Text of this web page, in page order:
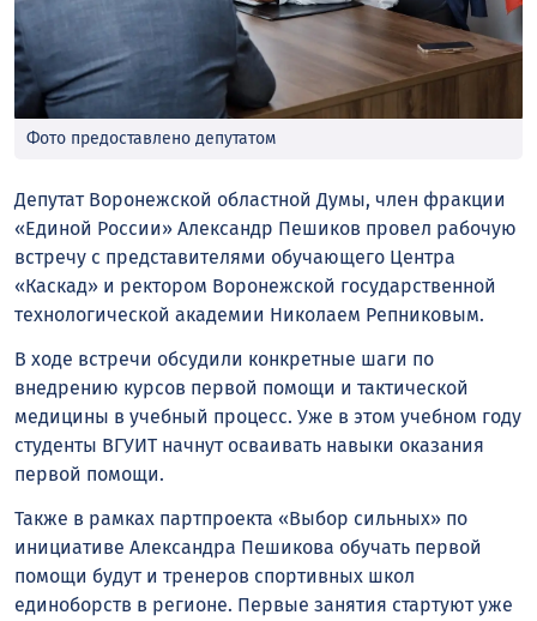
Фото предоставлено депутатом
Депутат Воронежской областной Думы, член фракции
«Единой России» Александр Пешиков провел рабочую
встречу с представителями обучающего Центра
«Каскад» и ректором Воронежской государственной
технологической академии Николаем Репниковым.
В ходе встречи обсудили конкретные шаги по
внедрению курсов первой помощи и тактической
медицины в учебный процесс. Уже в этом учебном году
студенты ВГУИТ начнут осваивать навыки оказания
первой помощи.
Также в рамках партпроекта «Выбор сильных» по
инициативе Александра Пешикова обучать первой
помощи будут и тренеров спортивных школ
единоборств в регионе. Первые занятия стартуют уже